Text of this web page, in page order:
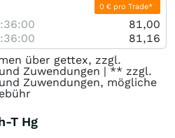
0 € pro Trade*
81,00
81,16
über gettex, zzgl.
Zuwendungen | ** zzgl.
Zuwendungen, mögliche
T Hg